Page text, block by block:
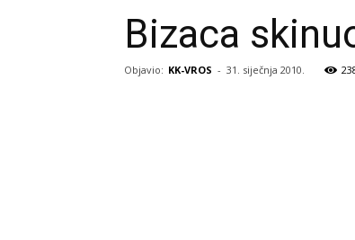
Bizaca
Objavio: KK-VROS - 31. siječnja 2010.